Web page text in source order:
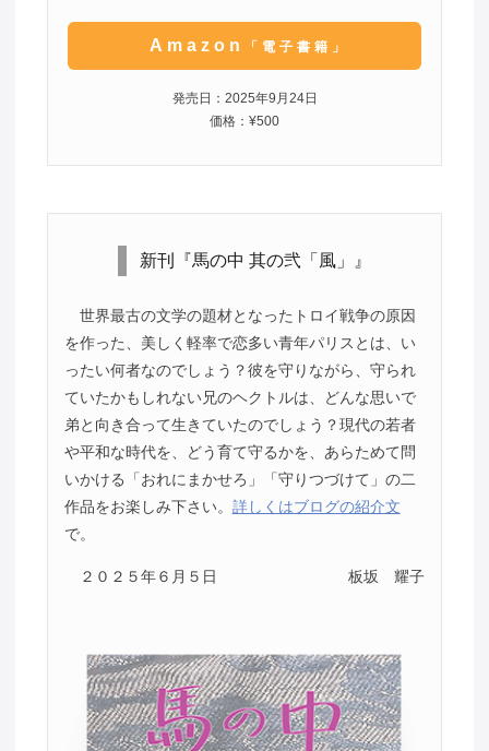
Amazon 「電子書籍」
発売日：2025年9月24日
価格：¥500
新刊『馬の中 其の弐「風」』
世界最古の文学の題材となったトロイ戦争の原因
を作った、美しく軽率で恋多い青年パリスとは、い
ったい何者なのでしょう？彼を守りながら、守られ
ていたかもしれない兄のヘクトルは、どんな思いで
弟と向き合って生きていたのでしょう？現代の若者
や平和な時代を、どう育て守るかを、あらためて問
いかける「おれにまかせろ」「守りつづけて」の二
作品をお楽しみ下さい。 詳しくはブログの紹介文
で。
２０２５年６月５日 板坂 耀子